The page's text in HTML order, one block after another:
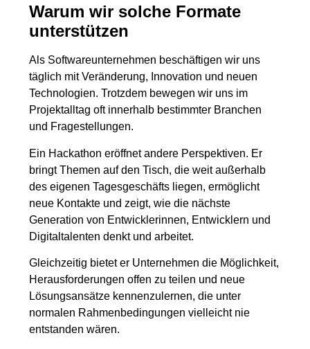
Warum wir solche Formate
unterstützen
Als Softwareunternehmen beschäftigen wir uns
täglich mit Veränderung, Innovation und neuen
Technologien. Trotzdem bewegen wir uns im
Projektalltag oft innerhalb bestimmter Branchen
und Fragestellungen.
Ein Hackathon eröffnet andere Perspektiven. Er
bringt Themen auf den Tisch, die weit außerhalb
des eigenen Tagesgeschäfts liegen, ermöglicht
neue Kontakte und zeigt, wie die nächste
Generation von Entwicklerinnen, Entwicklern und
Digitaltalenten denkt und arbeitet.
Gleichzeitig bietet er Unternehmen die Möglichkeit,
Herausforderungen offen zu teilen und neue
Lösungsansätze kennenzulernen, die unter
normalen Rahmenbedingungen vielleicht nie
entstanden wären.